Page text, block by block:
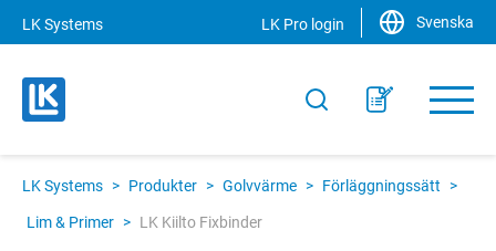
LK Systems LK Pro login Svenska
LK Systems > Produkter > Golvvärme > Förläggningssätt >
Lim & Primer > LK Kiilto Fixbinder